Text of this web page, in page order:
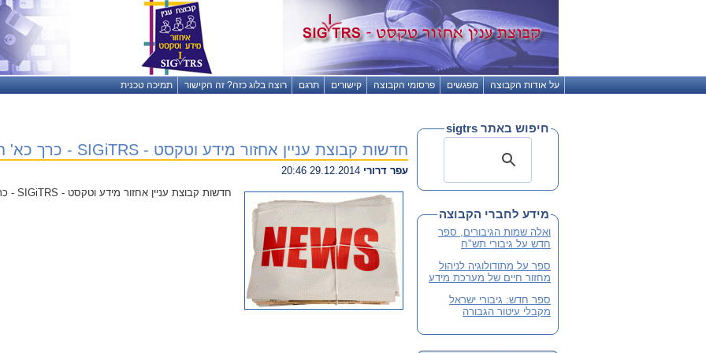
על אודות הקבוצה מפגשים פרסומי הקבוצה קישורים תרגם רוצה בלוג כזה? זה הקישור תמיכה טכנית
חדשות קבוצת עניין אחזור מידע וטקסט - SIGiTRS - כרך כא' חוברת 2 - דצמבר 2014
עפר דרורי
חדשות קבוצת עניין אחזור מידע וטקסט - SIGiTRS - כרך כא' חוברת 2 - דצמבר 2014
חיפוש באתר sigtrs
מידע לחברי הקבוצה
ואלה שמות הגיבורים, ספר
חדש על גיבורי תש"ח
ספר על מתודולוגיה לניהול
מחזור חיים של מערכת מידע
ספר חדש: גיבורי ישראל
מקבלי עיטור הגבורה